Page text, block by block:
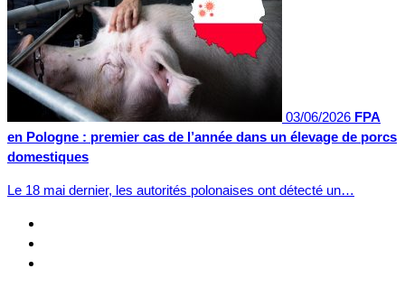
03/06/2026 FPA
en Pologne : premier cas de l’année dans un élevage de porcs
domestiques
Le 18 mai dernier, les autorités polonaises ont détecté un…